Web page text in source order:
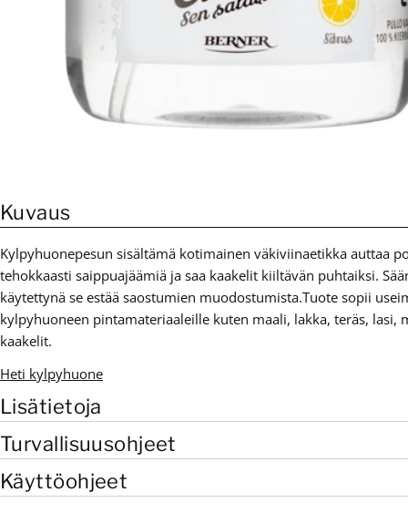
Kuvaus
Kylpyhuonepesun sisältämä kotimainen väkiviinaetikka auttaa
tehokkaasti saippuajäämiä ja saa kaakelit kiiltävän puhtaiksi.
käytettynä se estää saostumien muodostumista.Tuote sopii
kylpyhuoneen pintamateriaaleille kuten maali, lakka, teräs, lasi,
kaakelit.
Heti kylpyhuone
Lisätietoja
Turvallisuusohjeet
Käyttöohjeet